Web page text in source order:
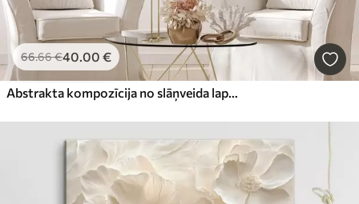
66.66€40.00 €
Abstrakta kompozīcija no slāņveida lapām, izliektām formām melnā, baltā un smilškrāsā, faktūrmāksla